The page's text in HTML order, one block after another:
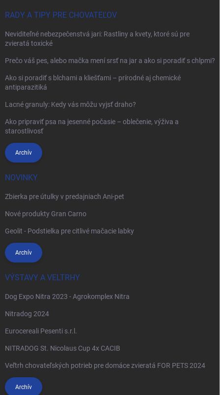
RADY A TIPY PRE CHOVATEĽOV
Neviditeľné nebezpečenstvá jari: Rastliny a kvety, ktoré sú pre
zvieratá toxické
Prečo váš pes, alebo mačka mení srsť na jar a ako si poradiť s chlpmi?
Ako si poradiť s blchami a kliešťami – prírodné aj chemické
antiparazitiká
Lacné granuly: Kedy vás môžu vyjsť draho?
Ako pripraviť psa na jesenné počasie – oblečenie, výživa a
starostlivosť
Archív
NOVINKY
Zbierka pre útulky v predajniach Ani-pet
Nové produkty Gran Carno
Geolit - Podstielka pre citlivé mačacie labky
Archív
VÝSTAVY A VELTRHY
Dog Expo Nitra 2023 - Agrokomplex Nitra
Nitradog 2024
Eurocereali Pesenti s.r.l.
NITRADOG St. Nicolaus Cup 4x CACIB
Veľtrh chovateľských potrieb pre domáce zvieratá FOR PETS 2024
Archív